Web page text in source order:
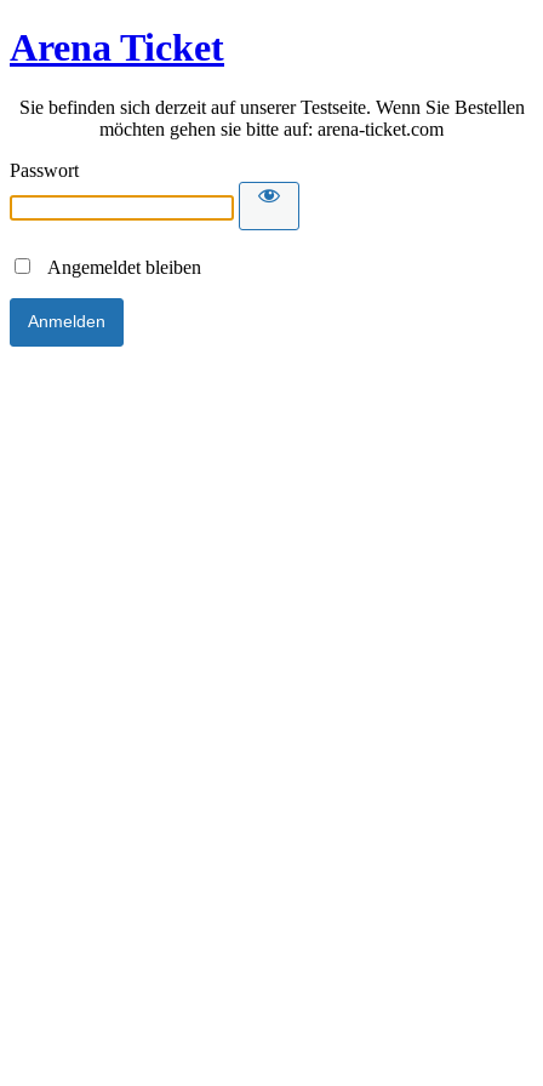
Arena Ticket
Sie befinden sich derzeit auf unserer Testseite. Wenn Sie Bestellen
möchten gehen sie bitte auf: arena-ticket.com
Passwort
Angemeldet bleiben